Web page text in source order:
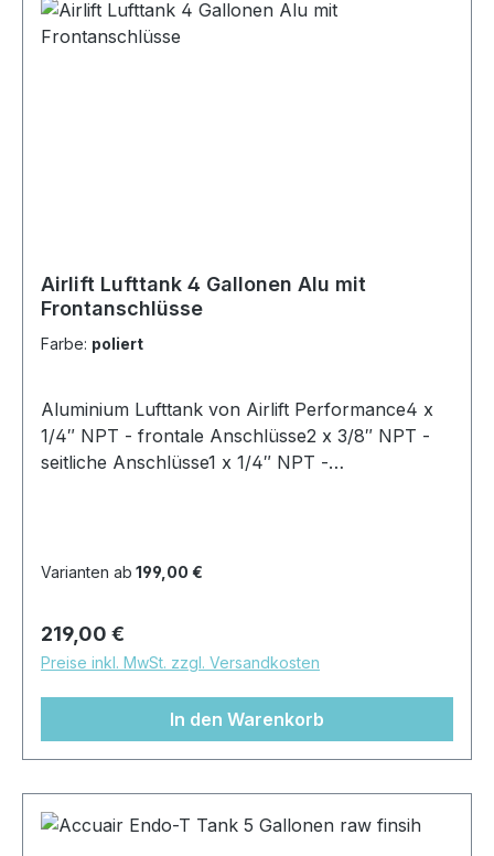
Airlift Lufttank 4 Gallonen Alu mit
Frontanschlüsse
Farbe: poliert
Aluminium Lufttank von Airlift Performance4 x
1/4″ NPT - frontale Anschlüsse2 x 3/8″ NPT -
seitliche Anschlüsse1 x 1/4″ NPT -
19cmOberfläche: poliert oder gebürstet
Varianten ab 199,00 €
Regulärer Preis:
219,00 €
Preise inkl. MwSt. zzgl. Versandkosten
In den Warenkorb